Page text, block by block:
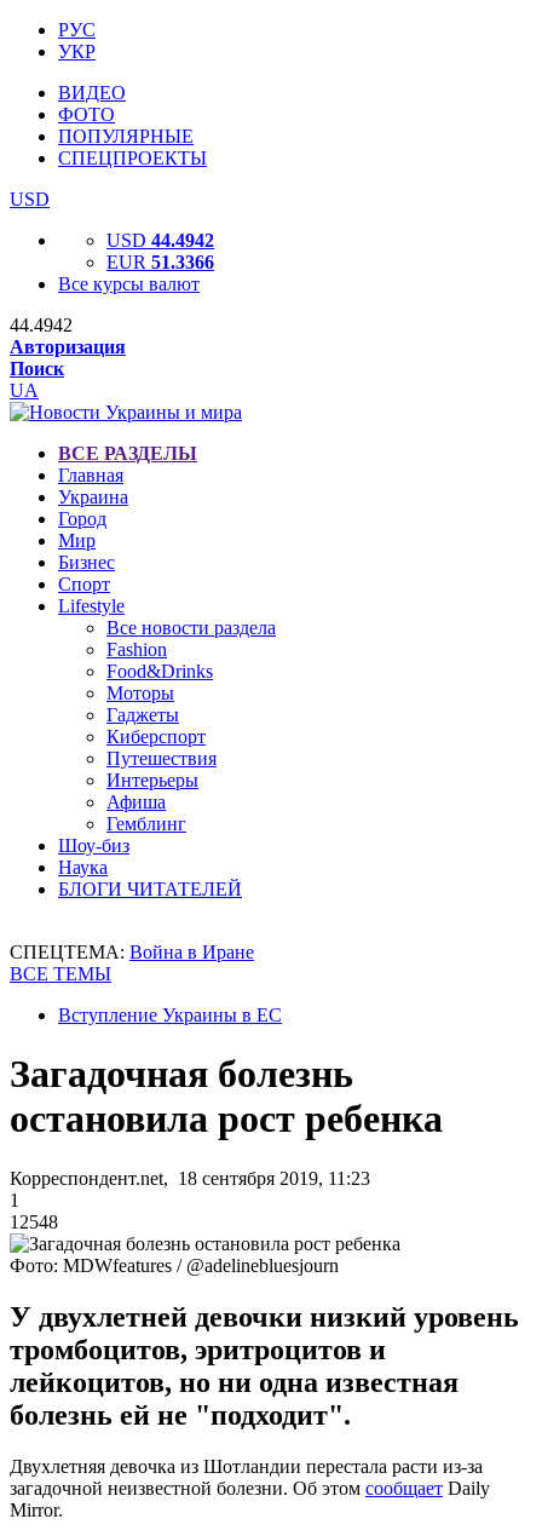
РУС
УКР
ВИДЕО
ФОТО
ПОПУЛЯРНЫЕ
СПЕЦПРОЕКТЫ
USD
USD 44.4942
EUR 51.3366
Все курсы валют
44.4942
Авторизация
Поиск
UA
ВСЕ РАЗДЕЛЫ
Главная
Украина
Город
Мир
Бизнес
Спорт
Lifestyle
Все новости раздела
Fashion
Food&Drinks
Моторы
Гаджеты
Киберспорт
Путешествия
Интерьеры
Афиша
Гемблинг
Шоу-биз
Наука
БЛОГИ ЧИТАТЕЛЕЙ
СПЕЦТЕМА: Война в Иране
ВСЕ ТЕМЫ
Вступление Украины в ЕС
Загадочная болезнь
остановила рост ребенка
Корреспондент.net, 18 сентября 2019, 11:23
1
12548
Фото: MDWfeatures / @adelinebluesjourn
У двухлетней девочки низкий уровень
тромбоцитов, эритроцитов и
лейкоцитов, но ни одна известная
болезнь ей не "подходит".
Двухлетняя девочка из Шотландии перестала расти из-за
загадочной неизвестной болезни. Об этом сообщает Daily
Mirror.